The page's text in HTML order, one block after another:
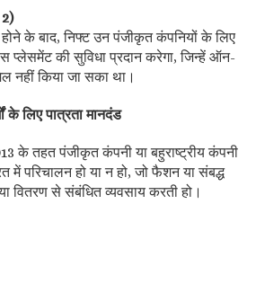
के बाद, निफ्ट उन पंजीकृत कंपनियों के लिए
की सुविधा प्रदान करेगा, जिन्हें ऑन-
नहीं किया जा सका था।
लिए पात्रता मानदंड
के तहत पंजीकृत कंपनी या बहुराष्ट्रीय कंपनी
में परिचालन हो या न हो, जो फैशन या संबद्ध
या वितरण से संबंधित व्यवसाय करती हो।